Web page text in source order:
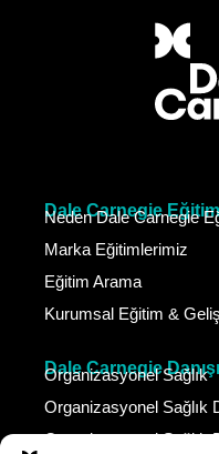
Dale Carnegie Eğitim
Neden Dale Carnegie
Marka Eğitimlerimiz
Eğitim Arama
Kurumsal Eğitim &
Dale Carnegie
Organizasyonel Sağlık
Organizasyonel Sağlık
Organizasyonel Sağlık